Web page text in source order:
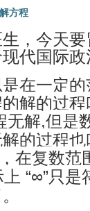
方程
，今天
代国际
在一定
解的过
无解,但是
的过程
，在复数
“∞”只是